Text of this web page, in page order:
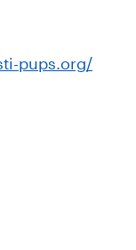
pups.org/